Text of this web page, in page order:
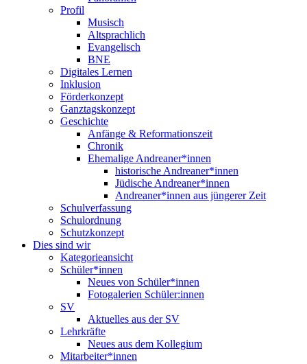
Profil
Musisch
Altsprachlich
Evangelisch
BNE
Digitales Lernen
Inklusion
Förderkonzept
Ganztagskonzept
Geschichte
Anfänge & Reformationszeit
Chronik
Ehemalige Andreaner*innen
historische Andreaner*innen
Jüdische Andreaner*innen
Andreaner*innen aus jüngerer Zeit
Schulverfassung
Schulordnung
Schutzkonzept
Dies sind wir
Kategorieansicht
Schüler*innen
Neues von Schüler*innen
Fotogalerien Schüler:innen
SV
Aktuelles aus der SV
Lehrkräfte
Neues aus dem Kollegium
Mitarbeiter*innen